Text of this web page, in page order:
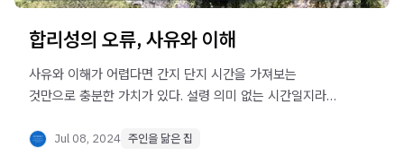
합리성의 오류, 사유와 이해
사유와 이해가 어렵다면 간지 단지 시간을 가져보는
것만으로 충분한 가치가 있다. 설령 의미 없는 시간일지라도
없을 것이기 때문이다.
Jul 08, 2024 주인을 닮은 집